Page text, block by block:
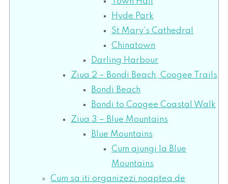
Hyde Park
St Mary’s Cathedral
Chinatown
Darling Harbour
Ziua 2 – Bondi Beach, Coogee Trails
Bondi Beach
Bondi to Coogee Coastal Walk
Ziua 3 – Blue Mountains
Blue Mountains
Cum ajungi la Blue
Mountains
Cum sa iti organizezi noaptea de